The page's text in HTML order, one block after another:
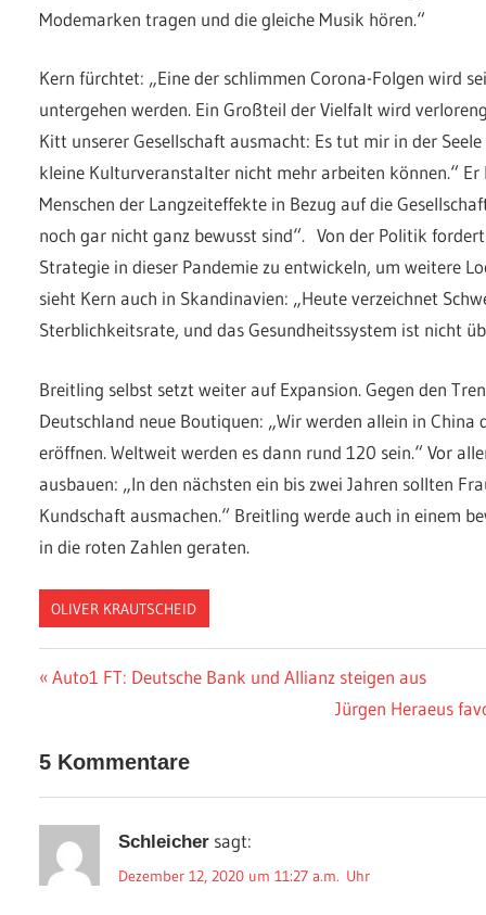
Modemarken tragen und die gleiche Musik hören.“
Kern fürchtet: „Eine der schlimmen Corona-Folgen wird
untergehen werden. Ein Großteil der Vielfalt wird
Kitt unserer Gesellschaft ausmacht: Es tut mir in der
kleine Kulturveranstalter nicht mehr arbeiten können.“ Er
Menschen der Langzeiteffekte in Bezug auf die
noch gar nicht ganz bewusst sind“. Von der Politik
Strategie in dieser Pandemie zu entwickeln, um weitere
sieht Kern auch in Skandinavien: „Heute verzeichnet
Sterblichkeitsrate, und das Gesundheitssystem ist nicht
Breitling selbst setzt weiter auf Expansion. Gegen den
Deutschland neue Boutiquen: „Wir werden allein in China
eröffnen. Weltweit werden es dann rund 120 sein.“ Vor
ausbauen: „In den nächsten ein bis zwei Jahren sollten
Kundschaft ausmachen.“ Breitling werde auch in einem
in die roten Zahlen geraten.
OLIVER KRAUTSCHEID
Beitragsnavigation
Vorheriger
Auto1 FT: Deutsche Bank und Allianz steigen aus
Nächster
Jürgen Heraeus
5 Kommentare
Schleicher sagt:
Dezember 12, 2020 um 11:27 a.m. Uhr